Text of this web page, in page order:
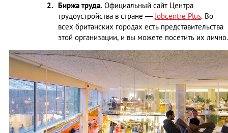
Биржа труда. Официальный сайт Центра
трудоустройства в стране —Jobcentre Plus. Во
всех британских городах есть представительства
этой организации, и вы можете посетить их лично.